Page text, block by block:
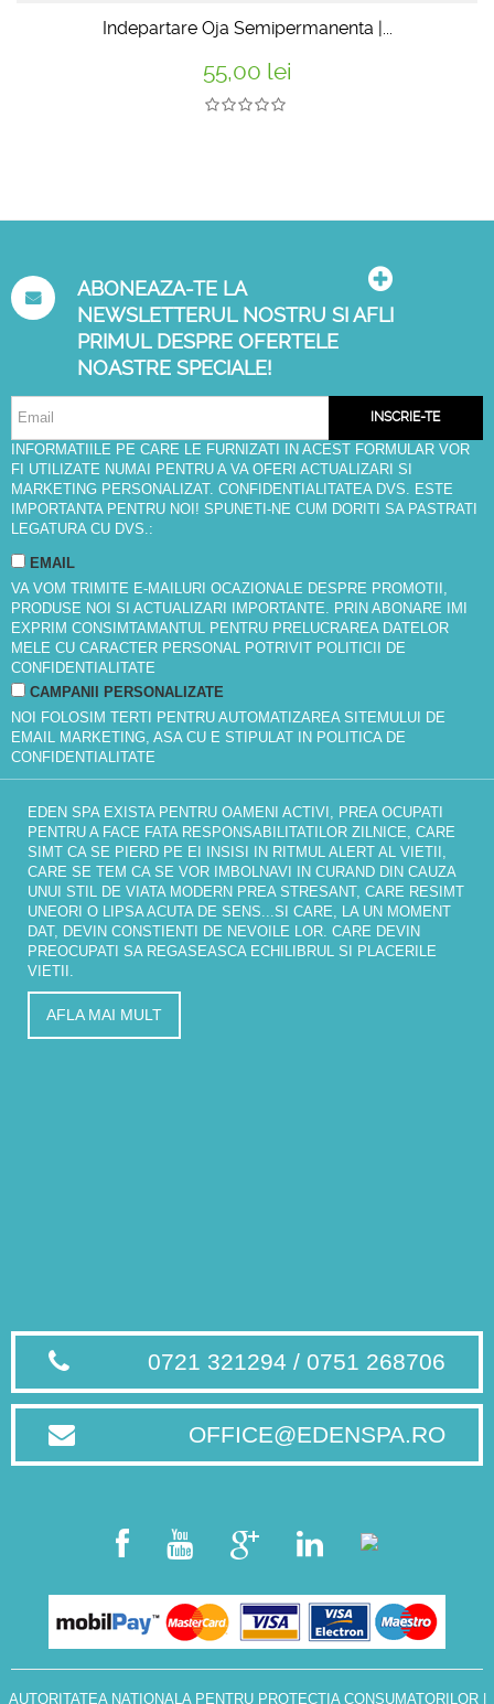
Indepartare Oja Semipermanenta |...
55,00 lei
ABONEAZA-TE LA
NEWSLETTERUL NOSTRU SI AFLI
PRIMUL DESPRE OFERTELE
NOASTRE SPECIALE!
INSCRIE-TE
INFORMATIILE PE CARE LE FURNIZATI IN ACEST FORMULAR VOR
FI UTILIZATE NUMAI PENTRU A VA OFERI ACTUALIZARI SI
MARKETING PERSONALIZAT. CONFIDENTIALITATEA DVS. ESTE
IMPORTANTA PENTRU NOI! SPUNETI-NE CUM DORITI SA PASTRATI
LEGATURA CU DVS.:
EMAIL
VA VOM TRIMITE E-MAILURI OCAZIONALE DESPRE PROMOTII,
PRODUSE NOI SI ACTUALIZARI IMPORTANTE. PRIN ABONARE IMI
EXPRIM CONSIMTAMANTUL PENTRU PRELUCRAREA DATELOR
MELE CU CARACTER PERSONAL POTRIVIT POLITICII DE
CONFIDENTIALITATE
CAMPANII PERSONALIZATE
NOI FOLOSIM TERTI PENTRU AUTOMATIZAREA SITEMULUI DE
EMAIL MARKETING, ASA CU E STIPULAT IN POLITICA DE
CONFIDENTIALITATE
EDEN SPA EXISTA PENTRU OAMENI ACTIVI, PREA OCUPATI
PENTRU A FACE FATA RESPONSABILITATILOR ZILNICE, CARE
SIMT CA SE PIERD PE EI INSISI IN RITMUL ALERT AL VIETII,
CARE SE TEM CA SE VOR IMBOLNAVI IN CURAND DIN CAUZA
UNUI STIL DE VIATA MODERN PREA STRESANT, CARE RESIMT
UNEORI O LIPSA ACUTA DE SENS...SI CARE, LA UN MOMENT
DAT, DEVIN CONSTIENTI DE NEVOILE LOR. CARE DEVIN
PREOCUPATI SA REGASEASCA ECHILIBRUL SI PLACERILE
VIETII.
AFLA MAI MULT
0721 321294 / 0751 268706
OFFICE@EDENSPA.RO
AUTORITATEA NATIONALA PENTRU PROTECTIA CONSUMATORILOR|